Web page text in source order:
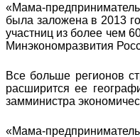
«Мама-
была заложена в 2013
участниц из более чем
Минэкономразвития
Все больше регионов
расширится ее
замминистра
«Мама-